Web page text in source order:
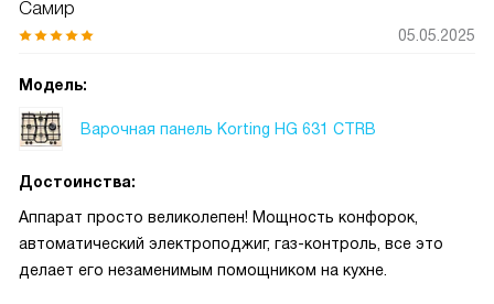
Самир
05.05.2025
Модель:
Варочная панель Korting HG 631 CTRB
Достоинства:
Аппарат просто великолепен! Мощность конфорок,
автоматический электроподжиг, газ-контроль, все это
делает его незаменимым помощником на кухне.